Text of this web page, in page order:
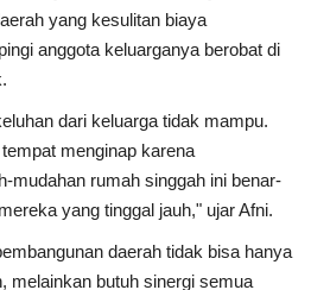
yang kesulitan biaya
anggota keluarganya berobat di
dari keluarga tidak mampu.
menginap karena
mudahan rumah singgah ini benar-
yang tinggal jauh," ujar Afni.
daerah tidak bisa hanya
melainkan butuh sinergi semua